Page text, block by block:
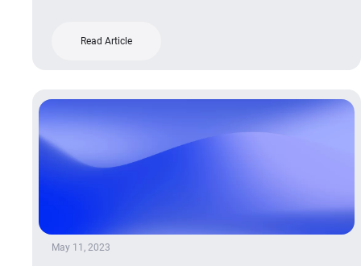
Read Article
May 11, 2023